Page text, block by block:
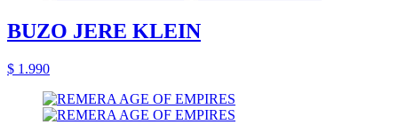
BUZO JERE KLEIN
$ 1.990